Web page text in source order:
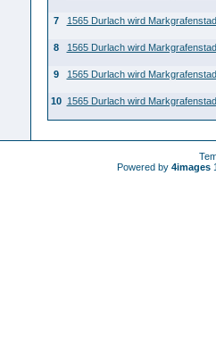
7 1565 Durlach wird
8 1565 Durlach wird
9 1565 Durlach wird
10 1565 Durlach wird
Powered by 4images